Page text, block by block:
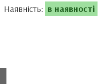
Наявність: в наявності